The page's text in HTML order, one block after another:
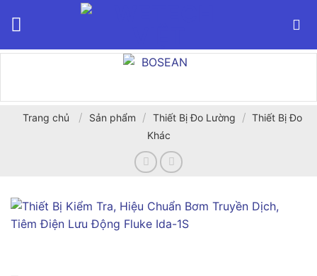
Trang chủ / Sản phẩm / Thiết Bị Đo Lường / Thiết Bị Đo
Khác